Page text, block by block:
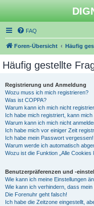
FAQ
Foren-Übersicht Häufig
Häufig gestellte
Registrierung und Anmeldung
Wozu muss ich mich registrieren?
Was ist COPPA?
Warum kann ich mich nicht
Ich habe mich registriert, kann mich
Warum kann ich mich nicht
Ich habe mich vor einiger Zeit
Ich habe mein Passwort vergessen!
Warum werde ich automatisch
Wozu ist die Funktion „Alle Cookies
Benutzerpräferenzen und -
Wie kann ich meine Einstellungen
Wie kann ich verhindern, dass
Die Forenuhr geht falsch!
Ich habe die Zeitzone eingestellt,